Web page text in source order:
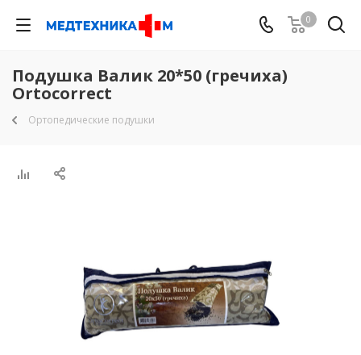
0
Подушка Валик 20*50 (гречиха)
Ortocorrect
Ортопедические подушки